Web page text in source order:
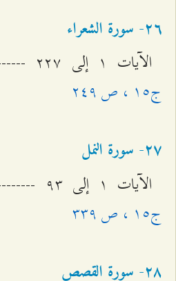
٢٦- سورة الشعراء
الآيات ۱ إلى ٢٢۷ ------------------------------
ج۱٥ ، ص ٢٤٩
٢۷- سورة النمل
الآيات ۱ إلى ٩٣ --------------------------------
ج۱٥ ، ص ٣٣٩
٢۸- سورة القصص